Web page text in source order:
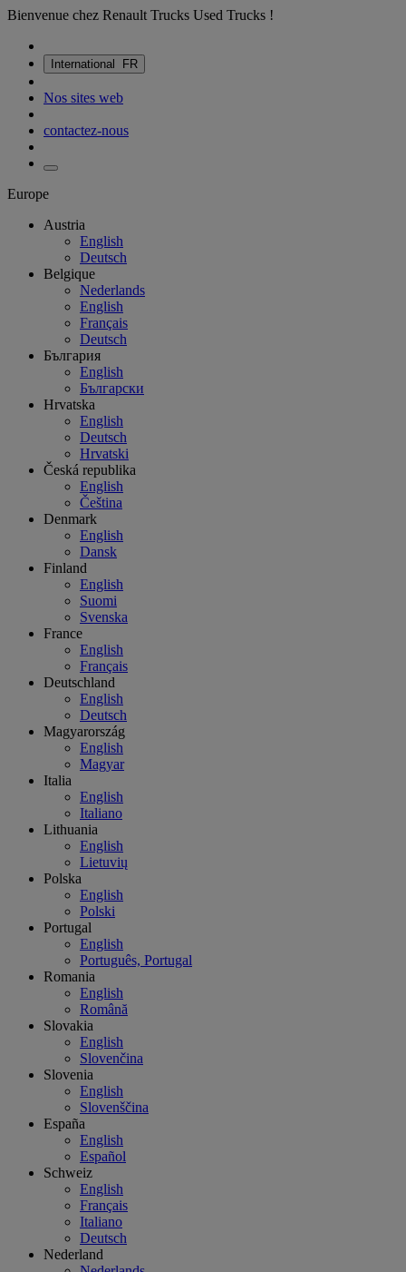
Bienvenue chez Renault Trucks Used Trucks !
International FR
Nos sites web
contactez-nous
Europe
Austria
English
Deutsch
Belgique
Nederlands
English
Français
Deutsch
България
English
Български
Hrvatska
English
Deutsch
Hrvatski
Česká republika
English
Čeština
Denmark
English
Dansk
Finland
English
Suomi
Svenska
France
English
Français
Deutschland
English
Deutsch
Magyarország
English
Magyar
Italia
English
Italiano
Lithuania
English
Lietuvių
Polska
English
Polski
Portugal
English
Português, Portugal
Romania
English
Română
Slovakia
English
Slovenčina
Slovenia
English
Slovenščina
España
English
Español
Schweiz
English
Français
Italiano
Deutsch
Nederland